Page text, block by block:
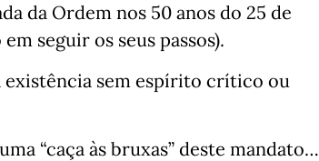
da Ordem nos 50 anos do 25 de
seguir os seus passos).
existência sem espírito crítico ou
“caça às bruxas” deste mandato…